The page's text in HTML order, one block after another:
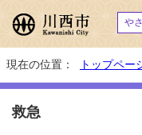
や
現在の位置： トップペー
救急